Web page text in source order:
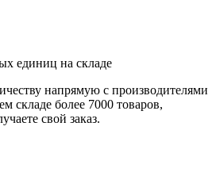
единиц на складе
напрямую с производителями
складе более 7000 товаров,
свой заказ.